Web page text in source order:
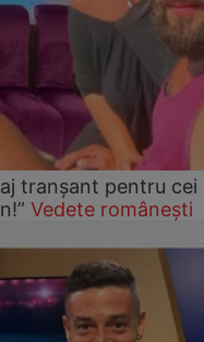
tranșant pentru cei
Vedete românești